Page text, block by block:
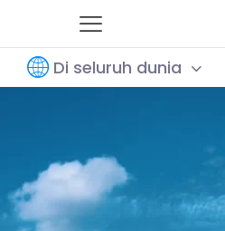
Di seluruh dunia